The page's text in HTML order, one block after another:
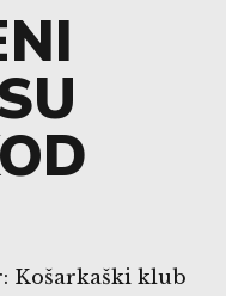
Košarkaški klub